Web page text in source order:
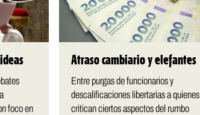
foco en
Atraso cambiario y elefantes
Entre purgas de funcionarios y
descalificaciones libertarias a quienes
critican ciertos aspectos del rumbo